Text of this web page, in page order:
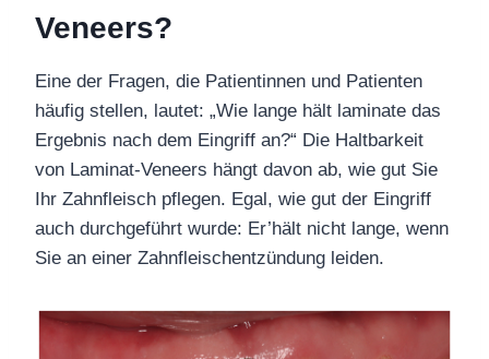
Veneers?
Eine der Fragen, die Patientinnen und Patienten
häufig stellen, lautet: „Wie lange hält laminate das
Ergebnis nach dem Eingriff an?“ Die Haltbarkeit
von Laminat-Veneers hängt davon ab, wie gut Sie
Ihr Zahnfleisch pflegen. Egal, wie gut der Eingriff
auch durchgeführt wurde: Er’hält nicht lange, wenn
Sie an einer Zahnfleischentzündung leiden.